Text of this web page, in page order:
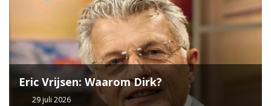
Eric Vrijsen: Waarom Dirk?
29 juli 2026